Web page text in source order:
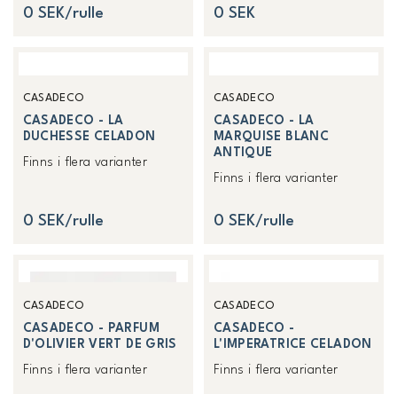
0 SEK/rulle 0 SEK
CASADECO
CASADECO - LA
DUCHESSE CELADON
Finns i flera varianter
0 SEK/rulle
CASADECO
CASADECO - LA
MARQUISE BLANC
ANTIQUE
Finns i flera varianter
0 SEK/rulle
CASADECO
CASADECO - PARFUM
D'OLIVIER VERT DE GRIS
Finns i flera varianter
CASADECO
CASADECO -
L'IMPERATRICE CELADON
Finns i flera varianter